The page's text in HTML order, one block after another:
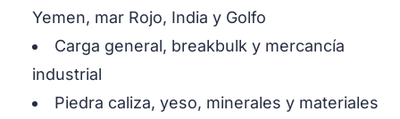
Yemen, mar Rojo, India y Golfo
Carga general, breakbulk y mercancía
industrial
Piedra caliza, yeso, minerales y materiales